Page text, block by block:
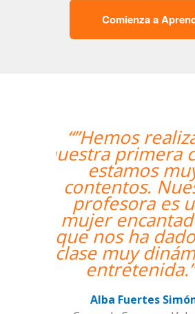
Comienza a
“”The course is
well and
teacher, is
communication
have improved
I'm really
lessons!””
Miguel
Groupe GM